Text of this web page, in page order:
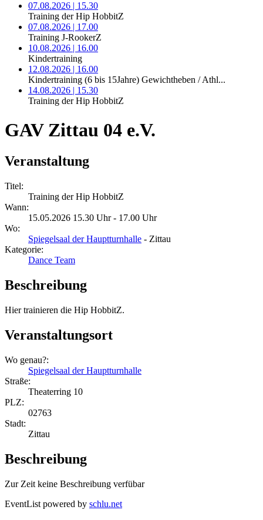
07.08.2026 | 15.30
Training der Hip HobbitZ
07.08.2026 | 17.00
Training J-RookerZ
10.08.2026 | 16.00
Kindertraining
12.08.2026 | 16.00
Kindertraining (6 bis 15Jahre) Gewichtheben / Athl...
14.08.2026 | 15.30
Training der Hip HobbitZ
GAV Zittau 04 e.V.
Veranstaltung
Titel:
Training der Hip HobbitZ
Wann:
15.05.2026 15.30 Uhr - 17.00 Uhr
Wo:
Spiegelsaal der Hauptturnhalle - Zittau
Kategorie:
Dance Team
Beschreibung
Hier trainieren die Hip HobbitZ.
Veranstaltungsort
Wo genau?:
Spiegelsaal der Hauptturnhalle
Straße:
Theaterring 10
PLZ:
02763
Stadt:
Zittau
Beschreibung
Zur Zeit keine Beschreibung verfübar
EventList powered by schlu.net